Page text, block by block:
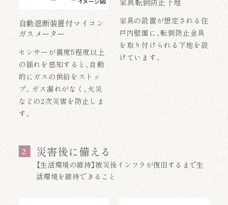
自動遮断装置付マイコン
ガスメーター
センサーが震度5程度以上
の揺れを感知すると、自動
的にガスの供給をストッ
プ。ガス漏れがなく、火災
などの2次災害を防止しま
す。
家具の設置が想定される住
戸内壁面に、転倒防止金具
を取り付けられる下地を設
けています。
2 災害後に備える
【生活環境の維持】被災後インフラが復旧するまで生
活環境を維持できること